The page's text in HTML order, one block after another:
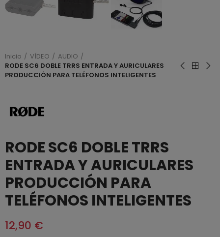
Inicio VÍDEO
AUDIO
RODE SC6 DOBLE TRRS ENTRADA Y AURICULARES
PRODUCCIÓN PARA TELÉFONOS INTELIGENTES
RODE SC6 DOBLE TRRS
ENTRADA Y AURICULARES
PRODUCCIÓN PARA
TELÉFONOS INTELIGENTES
12,90 €